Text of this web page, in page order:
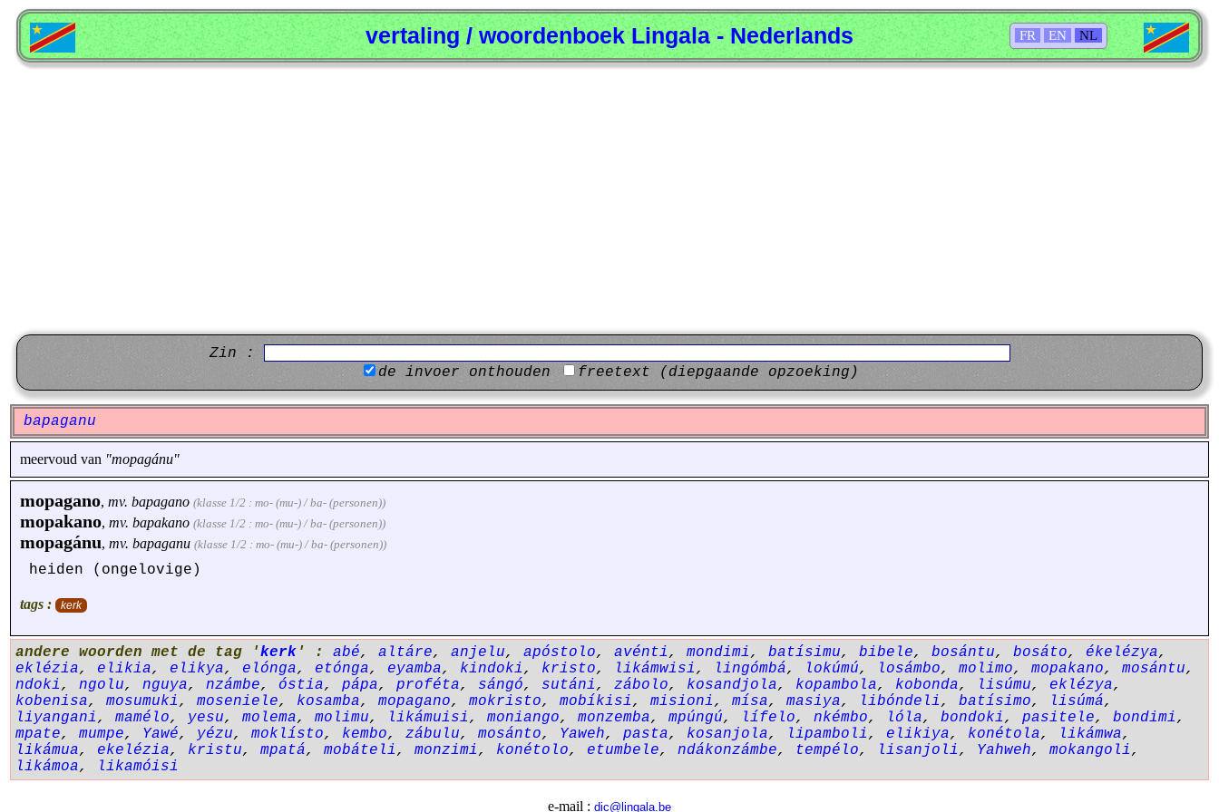
FR EN NL
vertaling / woordenboek Lingala - Nederlands
Zin :
de invoer onthouden
freetext (diepgaande opzoeking)
bapaganu
meervoud van "mopagánu"
mopagano, mv. bapagano (klasse 1/2 : mo- (mu-) / ba- (personen))
mopakano, mv. bapakano (klasse 1/2 : mo- (mu-) / ba- (personen))
mopagánu, mv. bapaganu (klasse 1/2 : mo- (mu-) / ba- (personen))
heiden (ongelovige)
tags : kerk
andere woorden met de tag 'kerk ' : abé, altáre, anjelu, apóstolo, avénti, mondimi, batísimu, bibele, bosántu, bosáto, ékelézya,
eklézia, elikia, elikya, elónga, etónga, eyamba, kindoki, kristo, likámwisi, lingómbá, lokúmú, losámbo, molimo, mopakano, mosántu,
ndoki, ngolu, nguya, nzámbe, óstia, pápa, proféta, sángó, sutáni, zábolo, kosandjola, kopambola, kobonda, lisúmu, eklézya,
kobenisa, mosumuki, moseniele, kosamba, mopagano, mokristo, mobíkisi, misioni, mísa, masiya, libóndeli, batísimo, lisúmá,
liyangani, mamélo, yesu, molema, molimu, likámuisi, moniango, monzemba, mpúngú, lífelo, nkémbo, lóla, bondoki, pasitele, bondimi,
mpate, mumpe, Yawé, yézu, moklísto, kembo, zábulu, mosánto, Yaweh, pasta, kosanjola, lipamboli, elikiya, konétola, likámwa,
likámua, ekelézia, kristu, mpatá, mobáteli, monzimi, konétolo, etumbele, ndákonzámbe, tempélo, lisanjoli, Yahweh, mokangoli,
likámoa, likamóisi
e-mail : dic@lingala.be